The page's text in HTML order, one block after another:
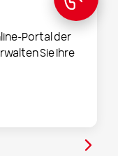
Portal der
Sie Ihre